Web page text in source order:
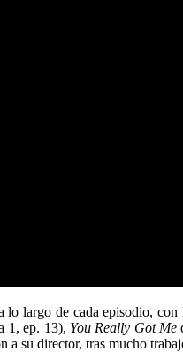
largo de cada episodio,
1, ep. 13), You Really Got Me
su director, tras mucho